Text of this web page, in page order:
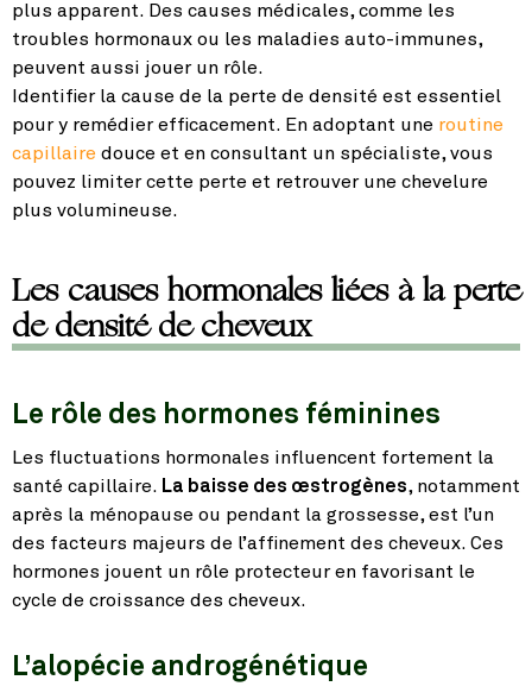
plus apparent. Des causes médicales, comme les
troubles hormonaux ou les maladies auto-immunes,
peuvent aussi jouer un rôle.
Identifier la cause de la perte de densité est essentiel
pour y remédier efficacement. En adoptant une routine
capillaire douce et en consultant un spécialiste, vous
pouvez limiter cette perte et retrouver une chevelure
plus volumineuse.
Les causes hormonales liées à la perte
de densité de cheveux
Le rôle des hormones féminines
Les fluctuations hormonales influencent fortement la
santé capillaire. La baisse des œstrogènes, notamment
après la ménopause ou pendant la grossesse, est l’un
des facteurs majeurs de l’affinement des cheveux. Ces
hormones jouent un rôle protecteur en favorisant le
cycle de croissance des cheveux.
L’alopécie androgénétique